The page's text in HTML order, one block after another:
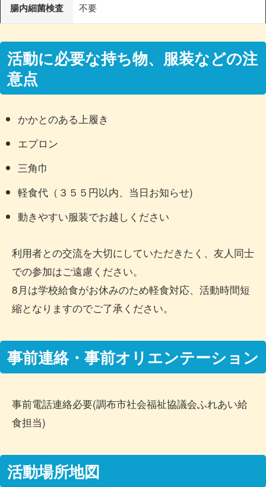
腸内細菌検査 不要
活動に必要な持ち物、服装などの注
意点
かかとのある上履き
エプロン
三角巾
軽食代（３５５円以内、当日お知らせ)
動きやすい服装でお越しください
利用者との交流を大切にしていただきたく、友人同士
での参加はご遠慮ください。
8月は学校給食がお休みのため軽食対応、活動時間短
縮となりますのでご了承ください。
事前連絡・事前オリエンテーション
事前電話連絡必要(調布市社会福祉協議会ふれあい給
食担当)
活動場所地図